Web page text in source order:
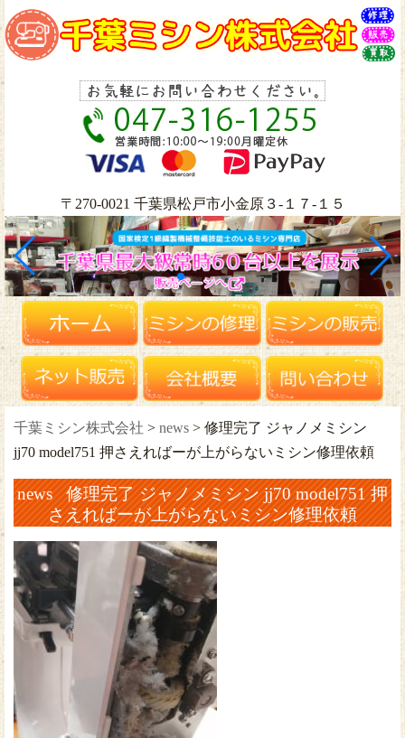
〒270-0021 千葉県松戸市小金原３-１７-１５
千葉ミシン株式会社 > news > 修理完了 ジャノメミシン
jj70 model751 押さえればーが上がらないミシン修理依頼
news 修理完了 ジャノメミシン jj70 model751 押
さえればーが上がらないミシン修理依頼